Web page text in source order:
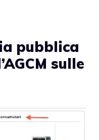
pubblica
sulle